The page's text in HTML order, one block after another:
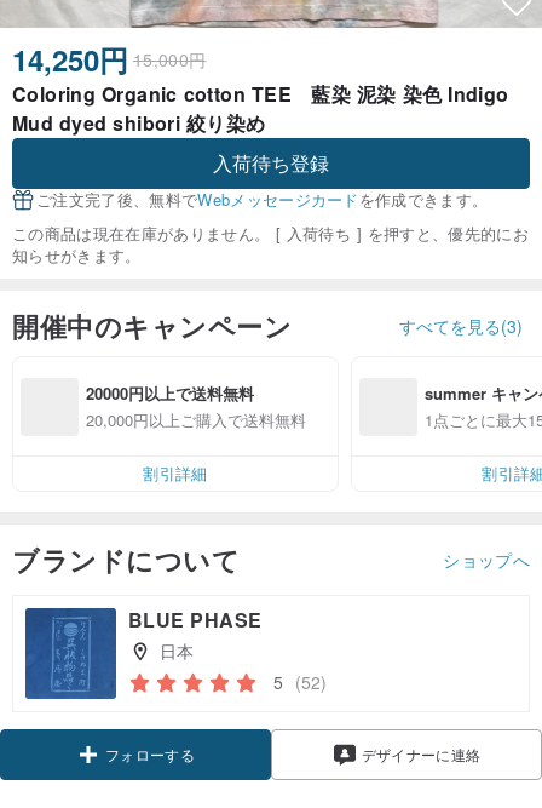
14,250円 15,000円
Coloring Organic cotton TEE 藍染 泥染 染色 Indigo
Mud dyed shibori 絞り染め
入荷待ち登録
ご注文完了後、無料でWebメッセージカードを作成できます。
この商品は現在在庫がありません。 [ 入荷待ち ] を押すと、優先的にお
知らせがきます。
開催中のキャンペーン すべてを見る(3)
20000円以上で送料無料
20,000円以上ご購入で送料無料
割引詳細
summer キャン
1点ごとに最大
割引詳
ブランドについて ショップへ
BLUE PHASE
日本
5 (52)
フォローする
デザイナーに連絡